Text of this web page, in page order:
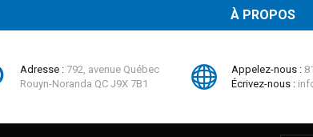
À PROPOS
Adresse : 792, avenue Québec
Rouyn-Noranda QC J9X 7B1
Appelez-nous :
Écrivez-nous :